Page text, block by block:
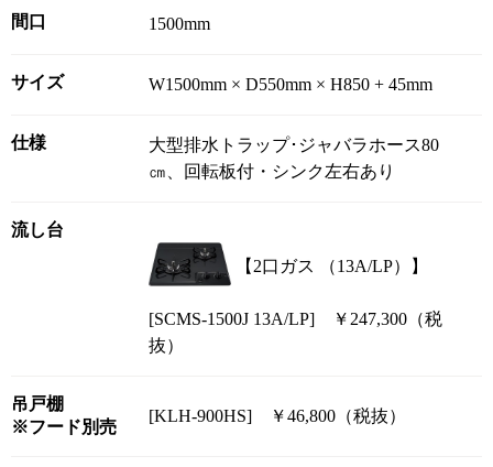
間口 1500mm
サイズ W1500mm × D550mm × H850 + 45mm
仕様
大型排水トラップ･ジャバラホース80
㎝、回転板付・シンク左右あり
流し台
【2口ガス （13A/LP）】
[SCMS-1500J 13A/LP] ￥247,300（税
抜）
吊戸棚
※フード別売
[KLH-900HS] ￥46,800（税抜）